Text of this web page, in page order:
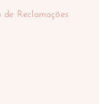
de Reclamações